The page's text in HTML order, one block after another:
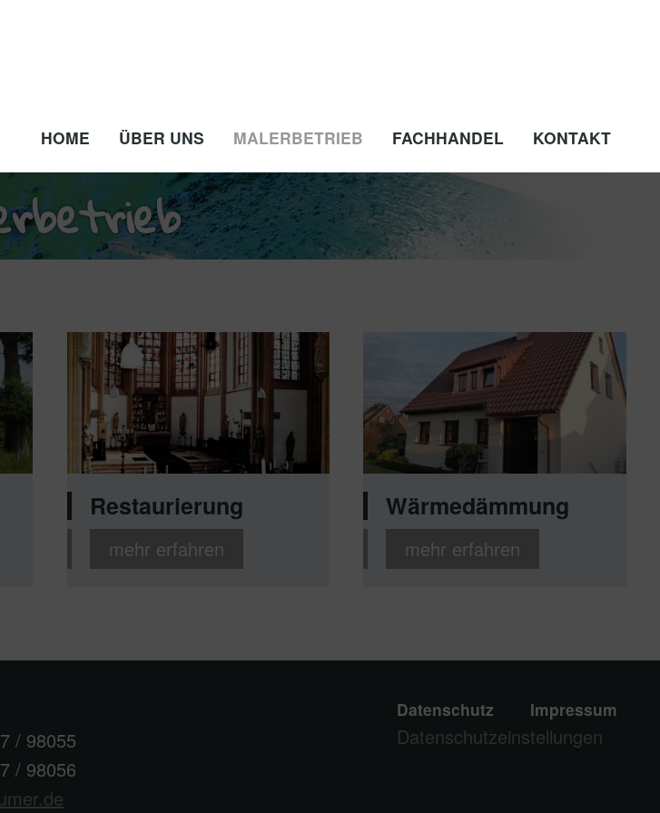
HOME ÜBER UNS MALERBETRIEB FACHHANDEL KONTAKT
Restaurierung
mehr erfahren
Wärmedämmung
mehr erfahren
/ 98055
/ 98056
Datenschutz Impressum
Datenschutz­einstellungen